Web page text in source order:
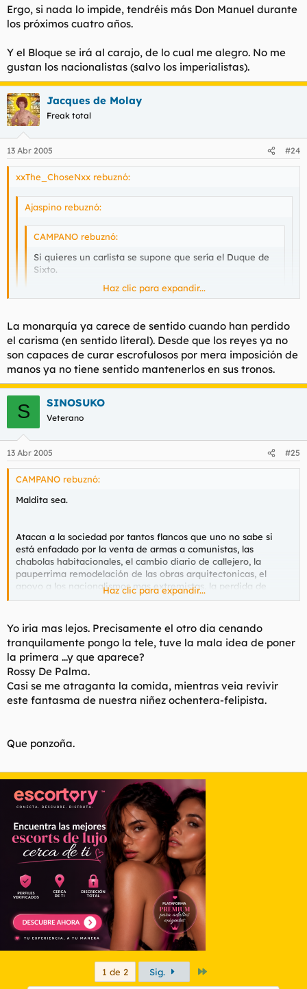
Licenciado en Derecho y la figura más importante del
nacionalismo gallego del siglo vivido. No obstante los
comunistas de la UPG lo han torpedeado hasta casi
recíproco pese a lo que se digan por la prensa y a lo distante
de sus posturas políticas, que no sus circunstancias personales
que guardan muchas similitudes) ha sido su rival político más
digno, lo que no le ha impedido a Don Manuel derrotarlo una y
otra vez en las urnas.
Ergo, si nada lo impide, tendréis más Don Manuel durante
los próximos cuatro años.
Y el Bloque se irá al carajo, de lo cual me alegro. No me
gustan los nacionalistas (salvo los imperialistas).
Jacques de Molay
Freak total
13 Abr 2005 #24
xxThe_ChoseNxx rebuznó:
Ajaspino rebuznó:
CAMPANO rebuznó:
Si quieres un carlista se supone que sería el Duque de
Sixto.
De todas formas prefiero una república.
Haz clic para expandir...
Por una vez estoy con Campano. Para qué sirve la
monarquía?
Una república es lo lógico. La época de las monarquías ya
hace tiempo que no tienen sentido.
Para que alguien compre los palacios, y para hacer felices a las
abuelas.
Si no hablasen de La realeza en la peluquería se podría montar
una
revolución a escala local.
Haz clic para expandir...
La monarquía ya carece de sentido cuando han perdido
el carisma (en sentido literal). Desde que los reyes ya no
son capaces de curar escrofulosos por mera imposición de
manos ya no tiene sentido mantenerlos en sus tronos.
S SINOSUKO
Veterano
13 Abr 2005 #25
CAMPANO rebuznó:
Maldita sea.
Atacan a la sociedad por tantos flancos que uno no sabe si
está enfadado por la venta de armas a comunistas, las
chabolas habitacionales, el cambio diario de callejero, la
pauperrima remodelación de las obras arquitectonicas, el
apoyo a los nacionalismos mas extremistas, la perdida de
poder en Europa...
Al menos con el PP todo era mas fácil. Si te cabreaban eran
por cosas ordenadas. Un dia cabreado por el régimen de
inmigración, otro por las ayudas al despido, otro dia por el
decretazo.
Ya no se respeta ni el tempo. Dejennos respirar, por el amor de
Dios, que esto es una vergüenza y una tristeza.
Haz clic para expandir...
Yo iria mas lejos. Precisamente el otro dia cenando
tranquilamente pongo la tele, tuve la mala idea de poner
la primera ...y que aparece?
Rossy De Palma.
Casi se me atraganta la comida, mientras veia revivir
este fantasma de nuestra niñez ochentera-felipista.
Que ponzoña.
1 de 2 Sig.